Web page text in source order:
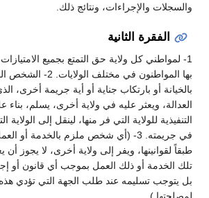
والسجلات والإجراءات، ونتائج ذلك.
الفقرة الثانية
1- لمواطني كل ولاية حق التمتع بجميع
بها المواطنون في مختلف
بالخيانة أو بارتكاب جناية أو أية جريمة أخرى،
العدالة، ويعثر عليه في ولاية أخرى، يسلم،
التنفيذية للولاية التي فر منها، لينقل إلى الولاية
في جريمته. 3- (أي شخص ملزم بالخدمة أو
طبقاً لقوانينها، ويفر إلى ولاية أخرى، لا يجوز
تلك الخدمة أو ذلك العمل بموجب أي قانون أو
بل يتوجب تسليمه عند طلب الجهة التي تؤدي
لمصلحتها.)